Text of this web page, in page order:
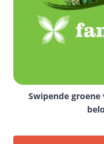
Swipende